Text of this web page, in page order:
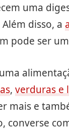
uma
disso, a
pode ser
, verduras e
mais e
converse